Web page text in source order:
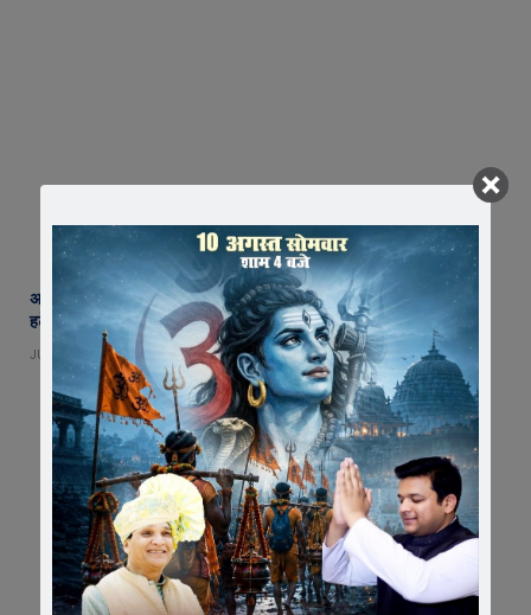
अब नहीं चलेगी लापरवाही ! एक माह में बंद होंगे सभी अवैध कट, फोरलेन पर झाडय़िां
हटेंगी, हादसों पर लगाम कसने उतरा प्रशासन
JULY 30, 2026